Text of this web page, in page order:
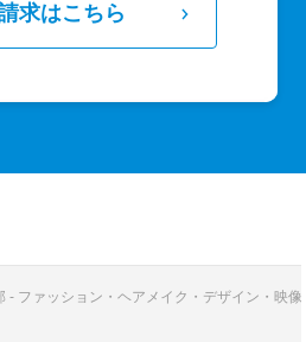
求はこちら
- ファッション・ヘアメイク・デザイン・映